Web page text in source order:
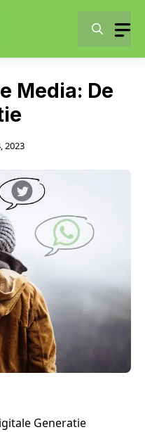
Media: De
2023
Generatie